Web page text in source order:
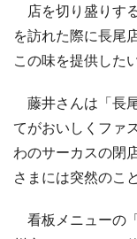
店を切り盛りす
を訪れた際に長尾
この味を提供した
藤井さんは「長
てがおいしくファ
わのサーカスの閉
さまには突然のこ
看板メニューの